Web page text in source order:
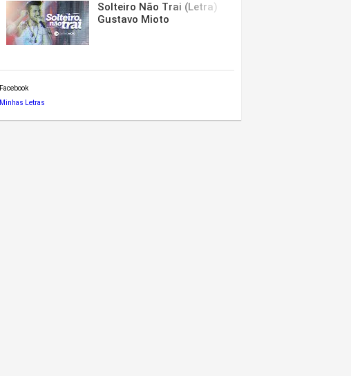
Solteiro Não Trai (Letra)
Gustavo Mioto
Facebook
Minhas Letras